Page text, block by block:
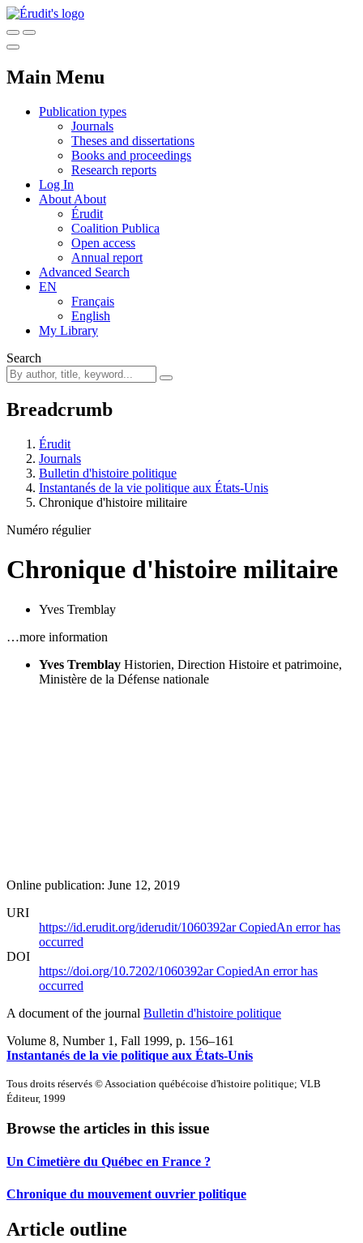
Main Menu
Publication types
Journals
Theses and dissertations
Books and proceedings
Research reports
Log In
About About
Érudit
Coalition Publica
Open access
Annual report
Advanced Search
EN
Français
English
My Library
Search
Breadcrumb
Érudit
Journals
Bulletin d'histoire politique
Instantanés de la vie politique aux États-Unis
Chronique d'histoire militaire
Numéro régulier
Chronique d'histoire militaire
Yves Tremblay
…more information
Yves Tremblay Historien, Direction Histoire et patrimoine,
Ministère de la Défense nationale
Online publication: June 12, 2019
URI
https://id.erudit.org/iderudit/1060392arCopiedAn error has
occurred
DOI
https://doi.org/10.7202/1060392arCopiedAn error has
occurred
A document of the journal Bulletin d'histoire politique
Volume 8, Number 1, Fall 1999, p. 156–161
Instantanés de la vie politique aux États-Unis
Tous droits réservés © Association québécoise d'histoire politique; VLB
Éditeur, 1999
Browse the articles in this issue
Un Cimetière du Québec en France ?
Chronique du mouvement ouvrier politique
Article outline